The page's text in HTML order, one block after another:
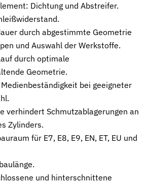
im Pneumatikzylinder
für plane Flächen, Flansche und
für Dämpfung, Verbindung
abgestimmten Dichtungselementen
Dichtungslösungen
für hydraulische Anwendungen
Dichtung und Abstreifer.
durch abgestimmte Geometrie
und Auswahl der Werkstoffe.
durch optimale
Geometrie.
bei geeigneter
verhindert Schmutzablagerungen an
Zylinders.
für E7, E8, E9, EN, ET, EU und
und hinterschnittene